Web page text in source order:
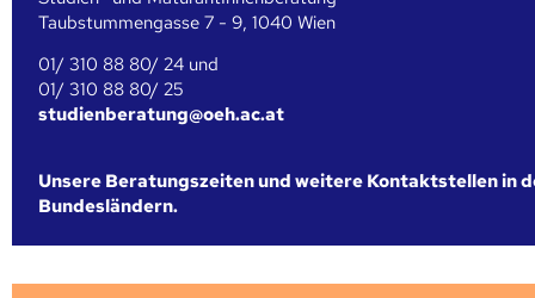
Taubstummengasse 7 - 9, 1040 Wien
01/ 310 88 80/ 24 und
01/ 310 88 80/ 25
studienberatung@oeh.ac.at
Unsere Beratungszeiten und weitere Kontaktstellen in
Bundesländern.